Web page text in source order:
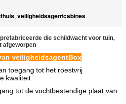
, veiligheidsagentcabines
die schildwacht voor tuin,
afgeworpen
veiligheidsagentBox
toegang tot het roestvrij
kwaliteit
tot de vochtbestendige plaat van